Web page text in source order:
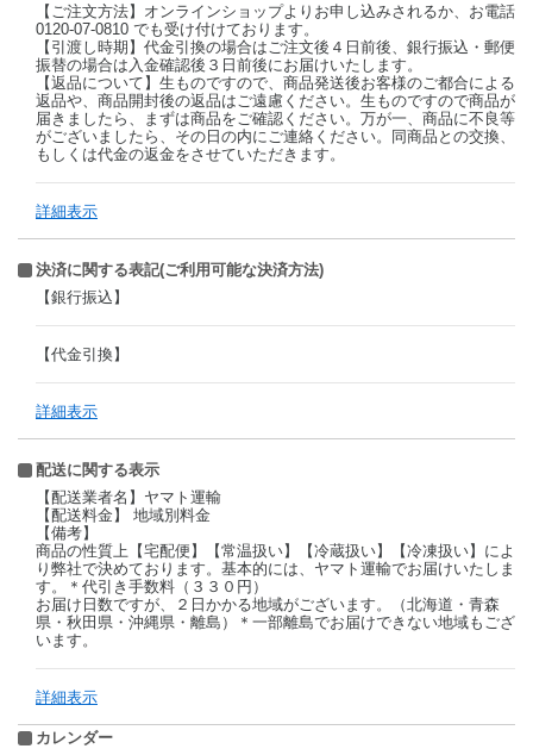
【ご注文方法】オンラインショップよりお申し込みされるか、お電話
0120-07-0810 でも受け付けております。
【引渡し時期】代金引換の場合はご注文後４日前後、銀行振込・郵便
振替の場合は入金確認後３日前後にお届けいたします。
【返品について】生ものですので、商品発送後お客様のご都合による
返品や、商品開封後の返品はご遠慮ください。生ものですので商品が
届きましたら、まずは商品をご確認ください。万が一、商品に不良等
がございましたら、その日の内にご連絡ください。同商品との交換、
もしくは代金の返金をさせていただきます。
詳細表示
決済に関する表記(ご利用可能な決済方法)
【銀行振込】
【代金引換】
詳細表示
配送に関する表示
【配送業者名】ヤマト運輸
【配送料金】 地域別料金
【備考】
商品の性質上【宅配便】【常温扱い】【冷蔵扱い】【冷凍扱い】によ
り弊社で決めております。基本的には、ヤマト運輸でお届けいたしま
す。＊代引き手数料（３３０円）
お届け日数ですが、２日かかる地域がございます。（北海道・青森
県・秋田県・沖縄県・離島）＊一部離島でお届けできない地域もござ
います。
詳細表示
カレンダー